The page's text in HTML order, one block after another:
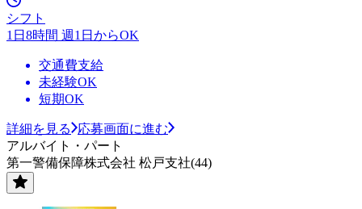
シフト
1日8時間 週1日からOK
交通費支給
未経験OK
短期OK
詳細を見る
応募画面に進む
アルバイト・パート
第一警備保障株式会社 松戸支社(44)